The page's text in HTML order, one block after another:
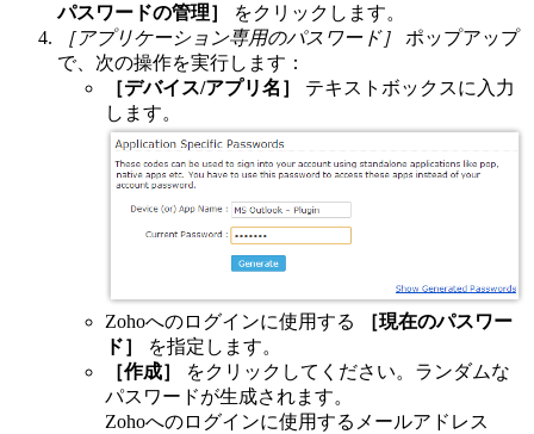
パスワードの管理］
をクリックします。
［アプリケーション専用のパスワード］ ポップアップ
で、次の操作を実行します：
［デバイス/アプリ名］ テキストボックスに入力
します。
Zohoへのログインに使用する
［現在のパスワー
ド］
を指定します。
［作成］
をクリックしてください。ランダムな
パスワードが生成されます。
Zohoへのログインに使用するメールアドレス